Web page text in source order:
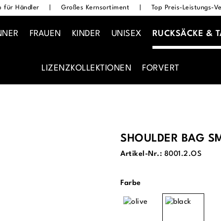
für Händler Großes Kernsortiment Top Preis-Leistungs-
FRAUEN KINDER UNISEX RUCKSÄCKE &
LIZENZKOLLEKTIONEN FORVERT
SHOULDER BAG
Artikel-Nr.: 8001.2.OS
Farbeauswählen